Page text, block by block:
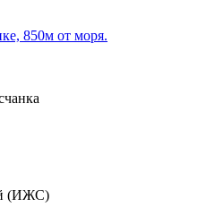
850м от моря.
(ИЖС)